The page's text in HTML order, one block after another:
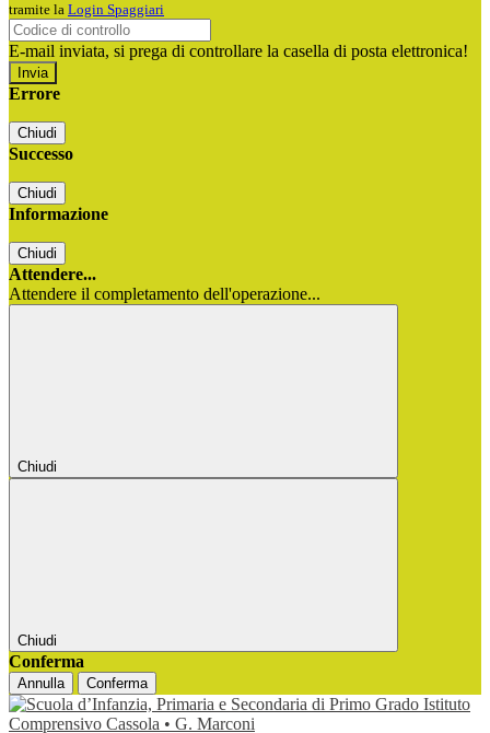
tramite la Login Spaggiari
E-mail inviata, si prega di controllare la casella di posta elettronica!
Errore
Chiudi
Successo
Chiudi
Informazione
Chiudi
Attendere...
Attendere il completamento dell'operazione...
Chiudi
Chiudi
Conferma
Annulla Conferma